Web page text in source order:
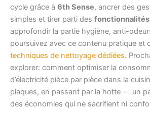
cycle grâce à 6th Sense, ancrer des
simples et tirer parti des fonctionnalités
approfondir la partie hygiène, anti-
poursuivez avec ce contenu pratique et
techniques de nettoyage dédiées.
explorer: comment optimiser la
d’électricité pièce par pièce dans la
plaques, en passant par la hotte — un
des économies qui ne sacrifient ni